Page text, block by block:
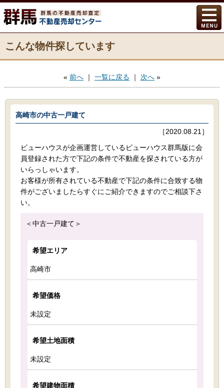
こんな物件探しています
« 前へ ｜ 一覧に戻る ｜ 次へ »
高崎市の中古一戸建て
［2020.08.21］
ビューハウスが企画運営しているビューハウス群馬版に会
員登録された方で下記の条件で不動産を探されている方が
いらっしゃいます。
お客様が所有されている不動産で下記の条件に合致する物
件がございましたらすぐにご紹介できますのでご相談下さ
い。
＜中古一戸建て＞
希望エリア
高崎市
希望価格
未設定
希望土地面積
未設定
希望建物面積